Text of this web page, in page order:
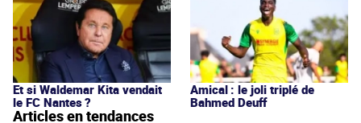
Et si Waldemar Kita vendait
le FC Nantes ?
Amical : le joli triplé de
Bahmed Deuff
Articles en tendances